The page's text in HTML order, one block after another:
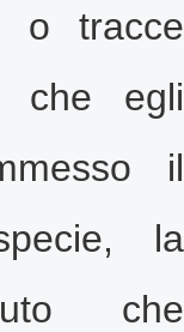
o tracce
che egli
il
la
che